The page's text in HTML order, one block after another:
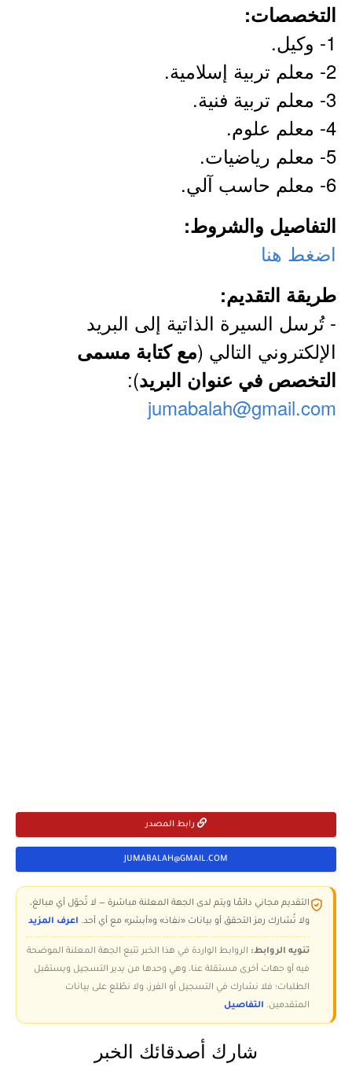
التخصصات:
1- وكيل.
2- معلم تربية إسلامية.
3- معلم تربية فنية.
4- معلم علوم.
5- معلم رياضيات.
6- معلم حاسب آلي.
التفاصيل والشروط:
اضغط هنا
طريقة التقديم:
- تُرسل السيرة الذاتية إلى البريد
الإلكتروني التالي (مع كتابة مسمى
التخصص في عنوان البريد):
jumabalah@gmail.com
رابط المصدر
JUMABALAH@GMAIL.COM
التقديم مجاني دائمًا ويتم لدى الجهة المعلنة مباشرة — لا تُحوّل أي مبالغ،
ولا تُشارك رمز التحقق أو بيانات «نفاذ» و«أبشر» مع أي أحد. اعرف المزيد
تنويه الروابط: الروابط الواردة في هذا الخبر تتبع الجهة المعلنة الموضحة
فيه أو جهات أخرى مستقلة عنا، وهي وحدها من يدير التسجيل ويستقبل
الطلبات؛ فلا نشارك في التسجيل أو الفرز، ولا نطّلع على بيانات
المتقدمين. التفاصيل
شارك أصدقائك الخبر